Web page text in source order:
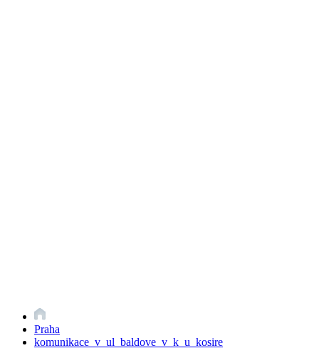
Praha
komunikace_v_ul_baldove_v_k_u_kosire